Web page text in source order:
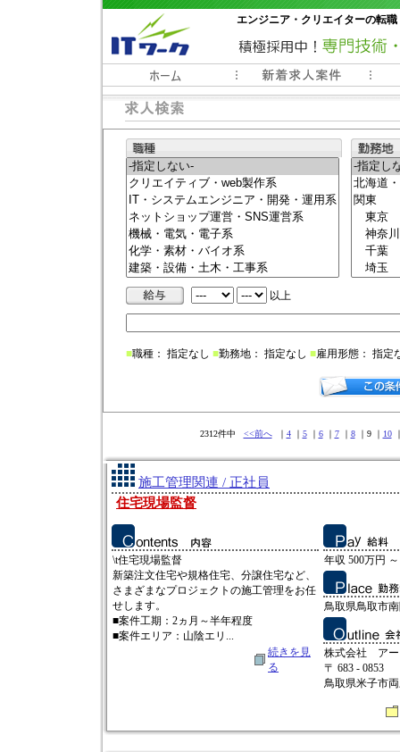
エンジニア・クリエイターの転
常時3000件以上の求人情報掲載中
以上
■職種： 指定なし ■勤務地： 指定なし ■雇用形態： 指定
2312件中 <<前へ｜ 4｜ 5｜ 6｜ 7｜ 8｜9 ｜ 10
施工管理関連 / 正社員
住宅現場監督
\t住宅現場監督
新築注文住宅や規格住宅、分譲住宅など、
さまざまなプロジェクトの施工管理をお任
せします。
■案件工期：2ヵ月～半年程度
■案件エリア：山陰エリ...
続きを見
る
年収 500万円
鳥取県鳥取市
株式会社 アー
〒 683 - 0853
鳥取県米子市